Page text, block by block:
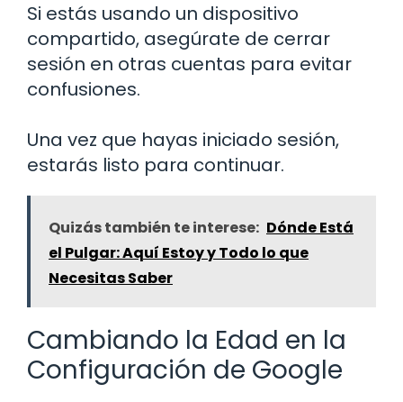
Si estás usando un dispositivo
compartido, asegúrate de cerrar
sesión en otras cuentas para evitar
confusiones.
Una vez que hayas iniciado sesión,
estarás listo para continuar.
Quizás también te interese: Dónde Está
el Pulgar: Aquí Estoy y Todo lo que
Necesitas Saber
Cambiando la Edad en la
Configuración de Google